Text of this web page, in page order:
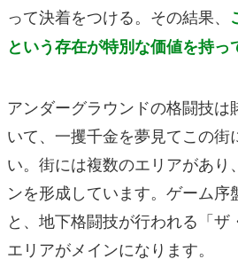
って決着をつける。その結果、
という存在が特別な価値を持っ
アンダーグラウンドの格闘技は
いて、一攫千金を夢見てこの街
い。街には複数のエリアがあり
ンを形成しています。ゲーム
と、地下格闘技が行われる「ザ
エリアがメインになります。